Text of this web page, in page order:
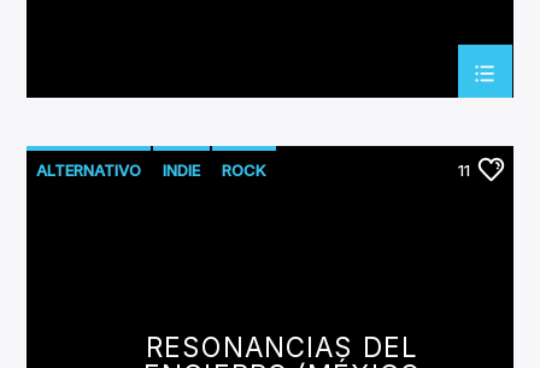
ALTERNATIVO INDIE ROCK 11
RESONANCIAS DEL